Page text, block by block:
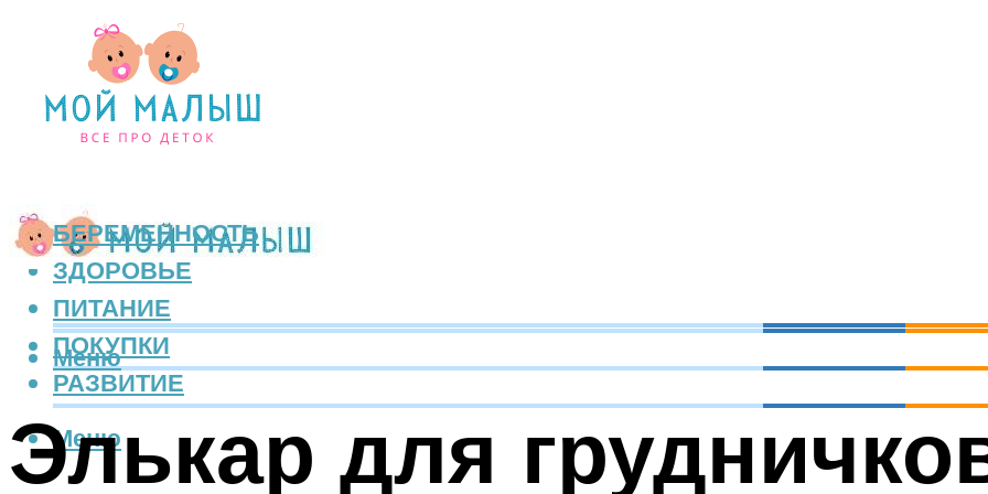
БЕРЕМЕННОСТЬ
ЗДОРОВЬЕ
ПИТАНИЕ
ПОКУПКИ
РАЗВИТИЕ
Меню
Меню
Элькар для